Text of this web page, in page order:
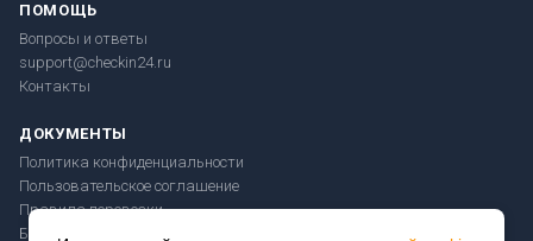
ПОМОЩЬ
Вопросы и ответы
support@checkin24.ru
Контакты
ДОКУМЕНТЫ
Политика конфиденциальности
Пользовательское соглашение
Правила перевозки
Безопасность платежей